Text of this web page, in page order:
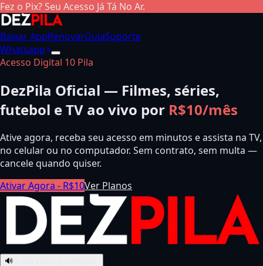
Fez o Pix? Seu Acesso Já Tá No Ar.
Baixar AppRenovarGuiaSuporte
Whatsapp
Acesso Digital 10 Pila
DezPila Oficial — Filmes, séries,
futebol e TV ao vivo por R$10/mês
Ative agora, receba seu acesso em minutos e assista na TV,
no celular ou no computador. Sem contrato, sem multa —
cancele quando quiser.
Ativar Agora - R$10Ver Planos
🔊